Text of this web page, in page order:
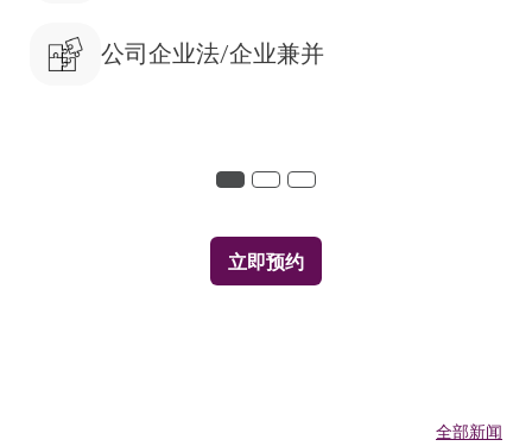
公司企业法/企业兼并
立即预约
全部新闻